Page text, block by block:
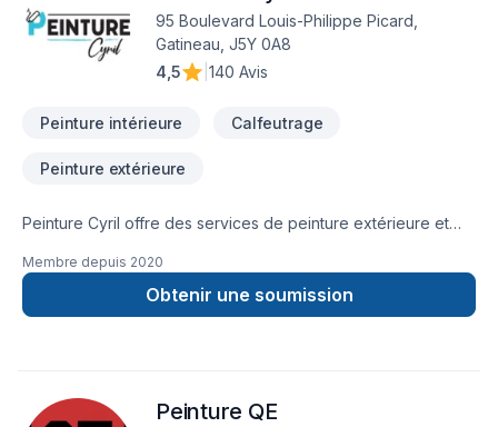
95 Boulevard Louis-Philippe Picard,
Gatineau, J5Y 0A8
4,5
140 Avis
Peinture intérieure Calfeutrage
Peinture extérieure
Peinture Cyril offre des services de peinture extérieure et
résidentiel, commercial ou même industriel, notre équipe de
peintres chevronnés est formée pour livrer un résultat qui
dépasse vos attentes.
Membre depuis 2020
Obtenir une soumission
Peinture QE